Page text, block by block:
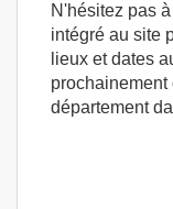
N'hésitez pas
intégré au site
lieux et dates
département